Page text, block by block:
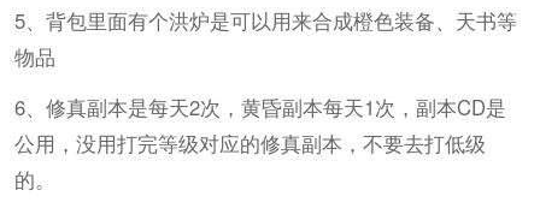
5、背包里面有个洪炉是可以用来合成橙色装备、天书等
物品
6、修真副本是每天2次，黄昏副本每天1次，副本CD是
公用，没用打完等级对应的修真副本，不要去打低级
的。